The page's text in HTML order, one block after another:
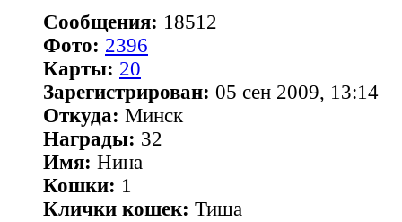
Сообщения: 18512
Фото: 2396
Карты: 20
Зарегистрирован: 05 сен 2009, 13:14
Откуда: Минск
Награды: 32
Имя: Нина
Кошки: 1
Клички кошек: Тиша